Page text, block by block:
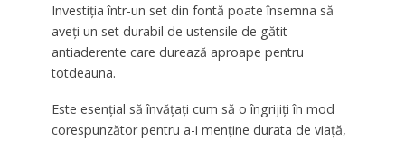
Investiția într-un set din fontă poate însemna să
aveți un set durabil de ustensile de gătit
antiaderente care durează aproape pentru
totdeauna.
Este esențial să învățați cum să o îngrijiți în mod
corespunzător pentru a-i menține durata de viață,